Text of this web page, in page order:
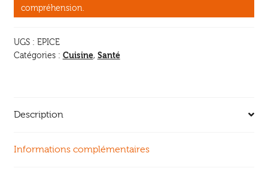
bienfaits
naturopathie
compréhension.
UGS : EPICE
Catégories : Cuisine, Santé
Description
Informations complémentaires